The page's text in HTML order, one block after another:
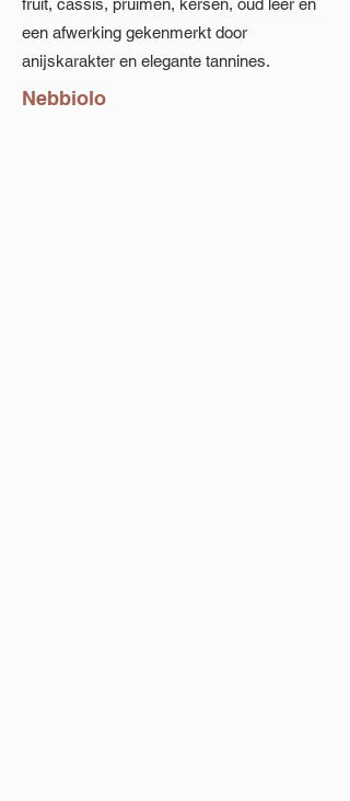
fruit, cassis, pruimen, kersen, oud leer en
een afwerking gekenmerkt door
anijskarakter en elegante tannines.
Nebbiolo